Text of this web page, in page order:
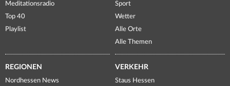
Meditationsradio
Top 40
Playlist
Sport
Wetter
Alle Orte
Alle Themen
REGIONEN
Nordhessen News
VERKEHR
Staus Hessen